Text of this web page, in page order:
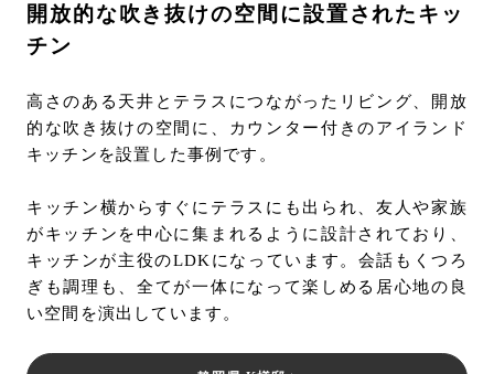
開放的な吹き抜けの空間に設置されたキッ
チン
高さのある天井とテラスにつながったリビング、開放
的な吹き抜けの空間に、カウンター付きのアイランド
キッチンを設置した事例です。
キッチン横からすぐにテラスにも出られ、友人や家族
がキッチンを中心に集まれるように設計されており、
キッチンが主役のLDKになっています。会話もくつろ
ぎも調理も、全てが一体になって楽しめる居心地の良
い空間を演出しています。